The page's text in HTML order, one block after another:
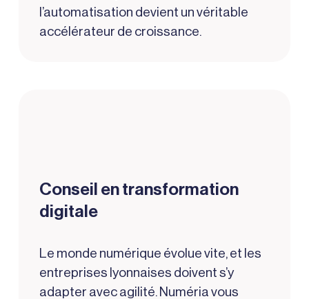
l’automatisation devient un véritable
accélérateur de croissance.
Conseil en transformation
digitale
Le monde numérique évolue vite, et les
entreprises lyonnaises doivent s’y
adapter avec agilité. Numéria vous